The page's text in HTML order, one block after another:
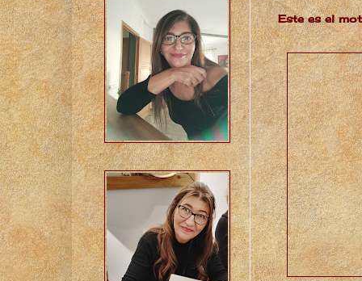
Este es el